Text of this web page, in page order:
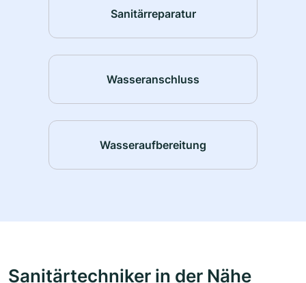
Sanitärreparatur
Wasseranschluss
Wasseraufbereitung
Sanitärtechniker in der Nähe